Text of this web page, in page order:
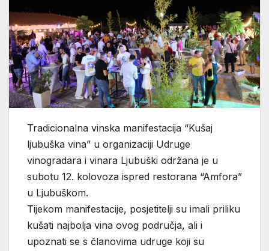
Tradicionalna vinska manifestacija “Kušaj
ljubuška vina” u organizaciji Udruge
vinogradara i vinara Ljubuški održana je u
subotu 12. kolovoza ispred restorana “Amfora”
u Ljubuškom.
Tijekom manifestacije, posjetitelji su imali priliku
kušati najbolja vina ovog područja, ali i
upoznati se s članovima udruge koji su